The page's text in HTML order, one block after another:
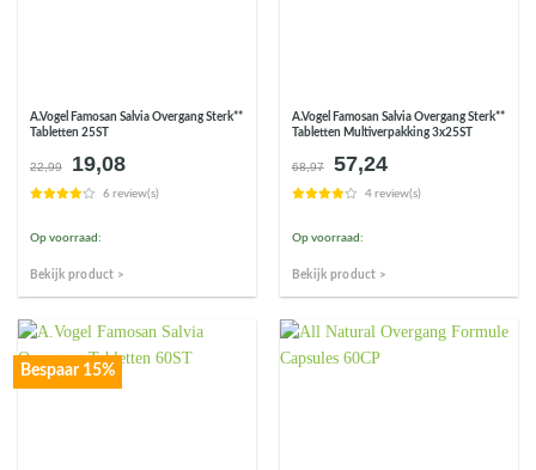
A.Vogel Famosan Salvia Overgang Sterk**
Tabletten 25ST
22,99
Oorspronkelijke
prijs
was:
19,08Huidige
prijs
is:
6 review(s)
Op voorraad:
Bekijk product >
A.Vogel Famosan Salvia Overgang Sterk**
Tabletten Multiverpakking 3x25ST
68,97
Oorspronkelijke
prijs
was:
57,24Huidige
prijs
is:
4 review(s)
Op voorraad:
Bekijk product >
Bespaar 15%